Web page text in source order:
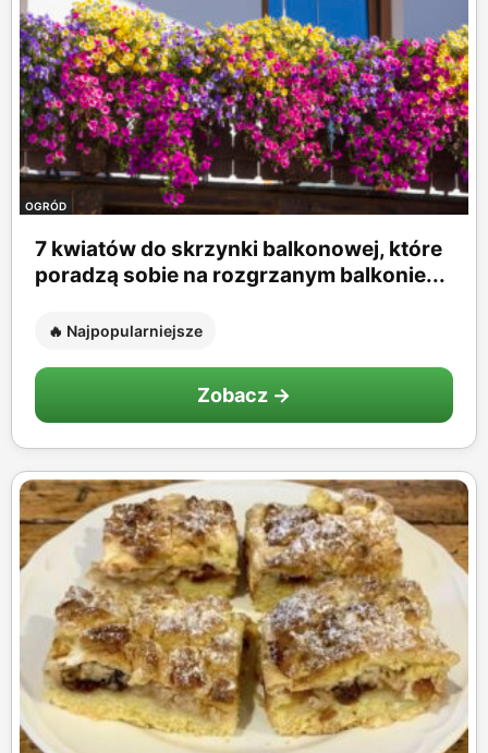
OGRÓD
7 kwiatów do skrzynki balkonowej, które
poradzą sobie na rozgrzanym balkonie...
🔥 Najpopularniejsze
Zobacz →